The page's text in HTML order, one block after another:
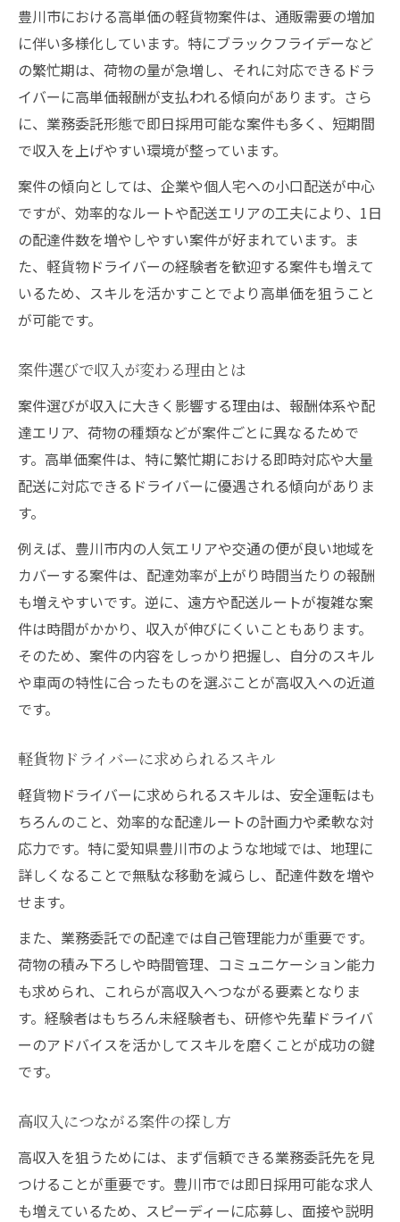
豊川市における高単価の軽貨物案件は、通販需要の増加
に伴い多様化しています。特にブラックフライデーなど
の繁忙期は、荷物の量が急増し、それに対応できるドラ
イバーに高単価報酬が支払われる傾向があります。さら
に、業務委託形態で即日採用可能な案件も多く、短期間
で収入を上げやすい環境が整っています。
案件の傾向としては、企業や個人宅への小口配送が中心
ですが、効率的なルートや配送エリアの工夫により、1日
の配達件数を増やしやすい案件が好まれています。ま
た、軽貨物ドライバーの経験者を歓迎する案件も増えて
いるため、スキルを活かすことでより高単価を狙うこと
が可能です。
案件選びで収入が変わる理由とは
案件選びが収入に大きく影響する理由は、報酬体系や配
達エリア、荷物の種類などが案件ごとに異なるためで
す。高単価案件は、特に繁忙期における即時対応や大量
配送に対応できるドライバーに優遇される傾向がありま
す。
例えば、豊川市内の人気エリアや交通の便が良い地域を
カバーする案件は、配達効率が上がり時間当たりの報酬
も増えやすいです。逆に、遠方や配送ルートが複雑な案
件は時間がかかり、収入が伸びにくいこともあります。
そのため、案件の内容をしっかり把握し、自分のスキル
や車両の特性に合ったものを選ぶことが高収入への近道
です。
軽貨物ドライバーに求められるスキル
軽貨物ドライバーに求められるスキルは、安全運転はも
ちろんのこと、効率的な配達ルートの計画力や柔軟な対
応力です。特に愛知県豊川市のような地域では、地理に
詳しくなることで無駄な移動を減らし、配達件数を増や
せます。
また、業務委託での配達では自己管理能力が重要です。
荷物の積み下ろしや時間管理、コミュニケーション能力
も求められ、これらが高収入へつながる要素となりま
す。経験者はもちろん未経験者も、研修や先輩ドライバ
ーのアドバイスを活かしてスキルを磨くことが成功の鍵
です。
高収入につながる案件の探し方
高収入を狙うためには、まず信頼できる業務委託先を見
つけることが重要です。豊川市では即日採用可能な求人
も増えているため、スピーディーに応募し、面接や説明